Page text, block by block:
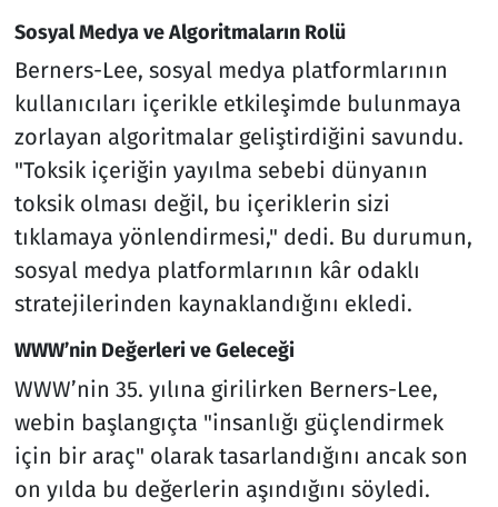
Sosyal Medya ve Algoritmaların Rolü
Berners-Lee, sosyal medya platformlarının
kullanıcıları içerikle etkileşimde bulunmaya
zorlayan algoritmalar geliştirdiğini savundu.
"Toksik içeriğin yayılma sebebi dünyanın
toksik olması değil, bu içeriklerin sizi
tıklamaya yönlendirmesi," dedi. Bu durumun,
sosyal medya platformlarının kâr odaklı
stratejilerinden kaynaklandığını ekledi.
WWW’nin Değerleri ve Geleceği
WWW’nin 35. yılına girilirken Berners-Lee,
webin başlangıçta "insanlığı güçlendirmek
için bir araç" olarak tasarlandığını ancak son
on yılda bu değerlerin aşındığını söyledi.